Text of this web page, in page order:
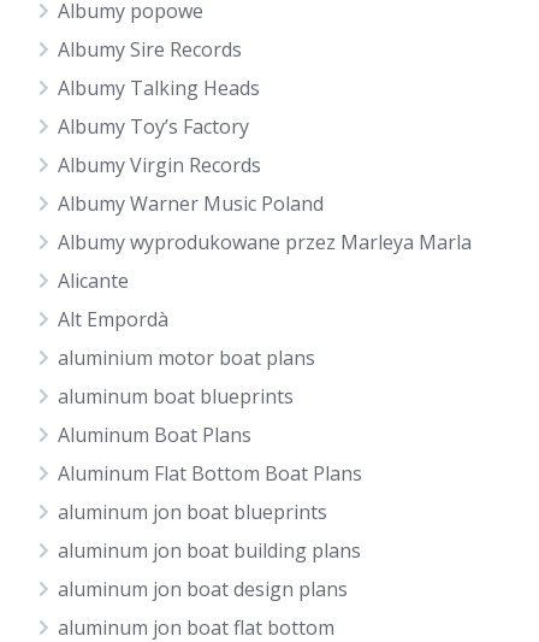
Albumy popowe
Albumy Sire Records
Albumy Talking Heads
Albumy Toy’s Factory
Albumy Virgin Records
Albumy Warner Music Poland
Albumy wyprodukowane przez Marleya Marla
Alicante
Alt Empordà
aluminium motor boat plans
aluminum boat blueprints
Aluminum Boat Plans
Aluminum Flat Bottom Boat Plans
aluminum jon boat blueprints
aluminum jon boat building plans
aluminum jon boat design plans
aluminum jon boat flat bottom